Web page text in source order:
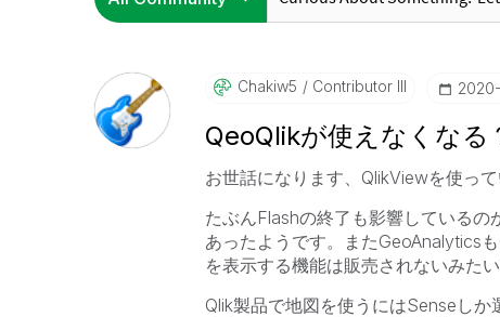
Chakiw5 Contributor III
QeoQlikが使えなくなる
お世話になります、QlikViewを使って
たぶんFlashの終了も影響している
あったようです。またGeoAnalytics
を表示する機能は販売されないみたい
Qlik製品で地図を使うにはSenseし